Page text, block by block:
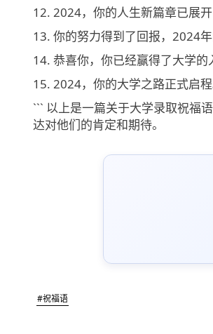
12. 2024，你的人生新篇章已展
13. 你的努力得到了回报，2024
14. 恭喜你，你已经赢得了大学
15. 2024，你的大学之路正式启
``` 以上是一篇关于大学录取祝福
达对他们的肯定和期待。
#祝福语